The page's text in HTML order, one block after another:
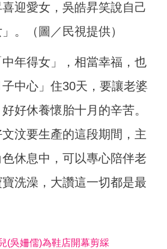
迎愛女，吳皓昇笑說自己
」。（圖／民視提供）
年得女」，相當幸福，也
中心」住30天，要讓老婆
好休養懷胎十月的辛苦。
汶要生產的這段期間，主
休息中，可以專心陪伴老
洗澡，大讚這一切都是最
(吳姍儒)為鞋店開幕剪綵